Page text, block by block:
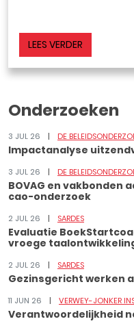
LEES VERDER
Onderzoeken
3 JUL 26 DE
Impactanalyse
3 JUL 26 DE
BOVAG en vakbonden
cao-onderzoek
2 JUL 26 SARDES
Evaluatie
vroege
2 JUL 26 SARDES
Gezinsgericht werken
11 JUN 26 VERWEY-JONKER
Verantwoordelijkheid